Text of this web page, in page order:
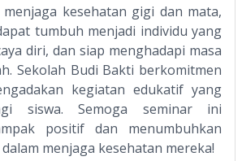
kesehatan gigi dan mata,
tumbuh menjadi individu yang
diri, dan siap menghadapi masa
Sekolah Budi Bakti berkomitmen
kegiatan edukatif yang
siswa. Semoga seminar ini
positif dan menumbuhkan
menjaga kesehatan mereka!